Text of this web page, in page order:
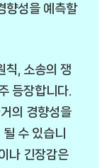
향성을 예측할
칙, 소송의 쟁
등장합니다.
의 경향성을
수 있습니
나 긴장감은